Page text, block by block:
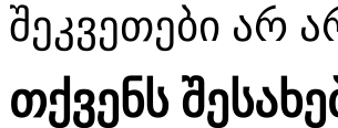
შეკვეთები არ
თქვენს